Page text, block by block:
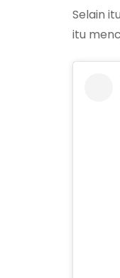
Selain
itu